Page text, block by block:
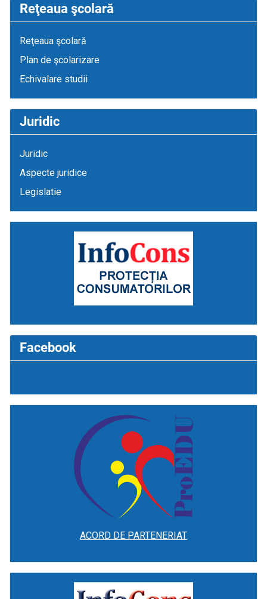
Reţeaua şcolară
Reţeaua şcolară
Plan de şcolarizare
Echivalare studii
Juridic
Juridic
Aspecte juridice
Legislatie
Facebook
ACORD DE PARTENERIAT